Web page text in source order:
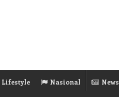
Lifestyle Nasional News